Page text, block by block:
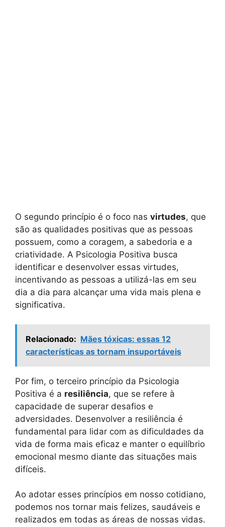
O segundo princípio é o foco nas virtudes, que
são as qualidades positivas que as pessoas
possuem, como a coragem, a sabedoria e a
criatividade. A Psicologia Positiva busca
identificar e desenvolver essas virtudes,
incentivando as pessoas a utilizá-las em seu
dia a dia para alcançar uma vida mais plena e
significativa.
Relacionado: Mães tóxicas: essas 12
características as tornam insuportáveis
Por fim, o terceiro princípio da Psicologia
Positiva é a resiliência, que se refere à
capacidade de superar desafios e
adversidades. Desenvolver a resiliência é
fundamental para lidar com as dificuldades da
vida de forma mais eficaz e manter o equilíbrio
emocional mesmo diante das situações mais
difíceis.
Ao adotar esses princípios em nosso cotidiano,
podemos nos tornar mais felizes, saudáveis e
realizados em todas as áreas de nossas vidas.